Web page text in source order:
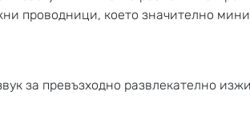
проводници, което значително
за превъзходно развлекателно